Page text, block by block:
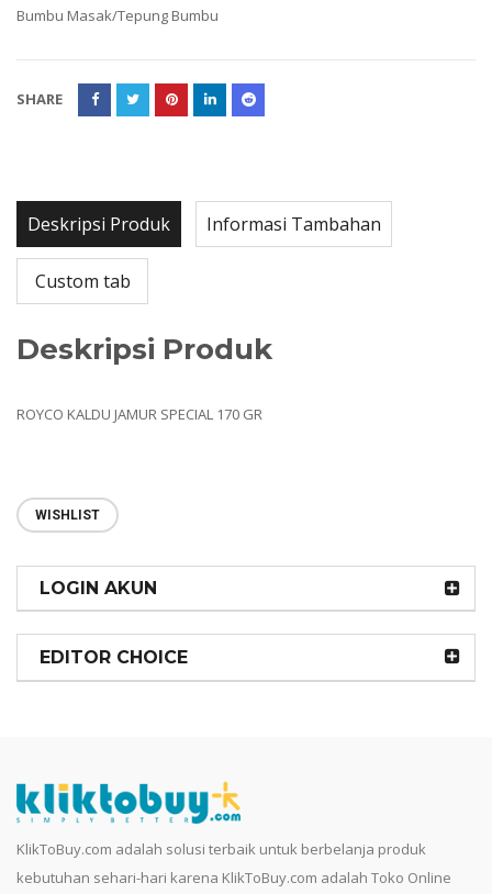
Bumbu Masak/Tepung Bumbu
SHARE
Deskripsi Produk Informasi Tambahan
Custom tab
Deskripsi Produk
ROYCO KALDU JAMUR SPECIAL 170 GR
WISHLIST
LOGIN AKUN
EDITOR CHOICE
KlikToBuy.com adalah solusi terbaik untuk berbelanja produk
kebutuhan sehari-hari karena KlikToBuy.com adalah Toko Online